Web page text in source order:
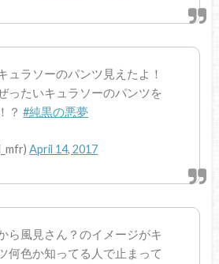
ュラソーのパンツ見えたよ！
ったいキュラソーのパンツを
？#純黒の悪夢
April 14, 2017
ら風見さん？のイメージがキ
何色か知ってる人で止まって